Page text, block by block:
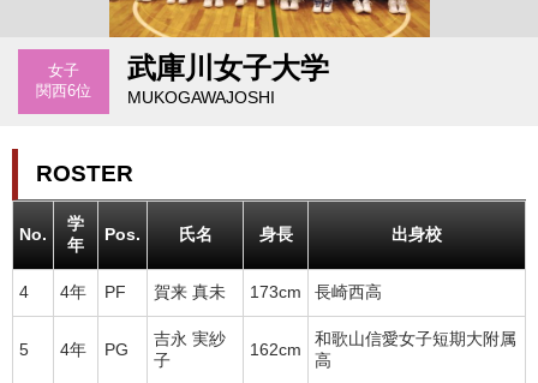
女子
関西6位
武庫川女子大学
MUKOGAWAJOSHI
ROSTER
No.
学
年
Pos. 氏名 身長 出身校
4 4年 PF 賀来 真未 173cm 長崎西高
5 4年 PG
吉永 実紗
子
162cm
和歌山信愛女子短期大附属
高